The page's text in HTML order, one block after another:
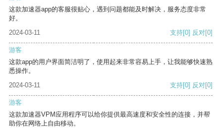
这款加速器app的客服很贴心，遇到问题都能及时解决，服务态度非常
好。
2024-03-11
支持[0] 反对[0]
游客
这款app的用户界面简洁明了，使用起来非常容易上手，让我能够快速熟
悉操作。
2024-03-11
支持[0] 反对[0]
游客
这款加速器VPM应用程序可以给你提供最高速度和安全性的连接，并帮
助你在网络上自由移动。